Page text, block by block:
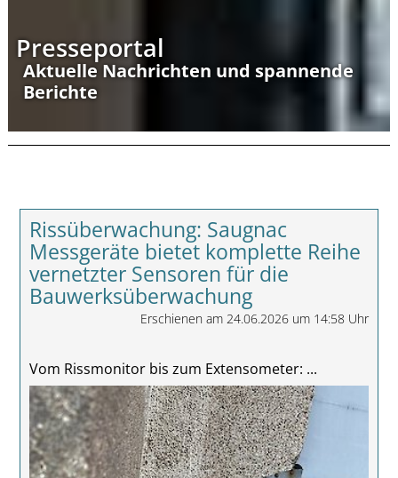
Presseportal
Aktuelle Nachrichten und spannende
Berichte
Rissüberwachung: Saugnac
Messgeräte bietet komplette Reihe
vernetzter Sensoren für die
Bauwerksüberwachung
Erschienen am 24.06.2026 um 14:58 Uhr
Vom Rissmonitor bis zum Extensometer: ...